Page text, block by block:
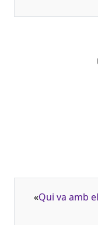
«Qui va amb